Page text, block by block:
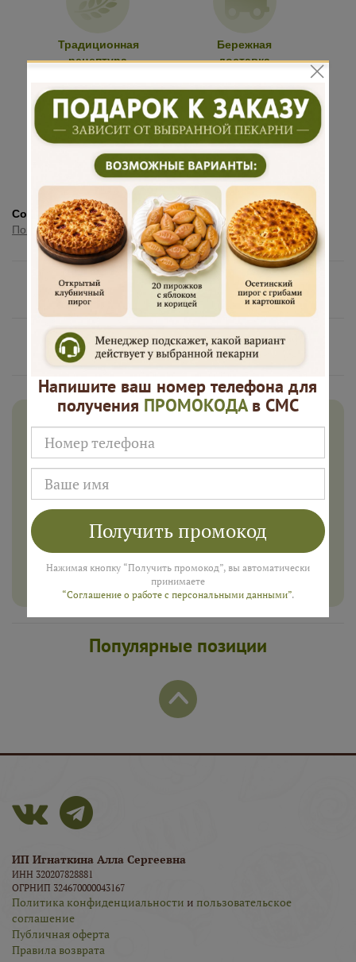
Традиционная
рецептура
Бережная
доставка
Подарок к
каждому
заказу
Много
начинки
Состав:Газированный безалкогольный напиток
Показать полностью
Нам доверяют
Русские Пироги это
Дарим 500 рублей на заказ в
августе!
Введите ваш номер телефона и мы пришлем промокод
ПОЛУЧИТЬ
Популярные позиции
ИП Игнаткина Алла Сергеевна
ИНН 320207828881
ОГРНИП 324670000043167
Политика конфиденциальности и пользовательское
соглашение
Публичная оферта
Правила возврата
Напишите ваш номер телефона для
получения ПРОМОКОДАв СМС
Получить промокод
Нажимая кнопку “Получить промокод”, вы автоматически
принимаете
“Соглашение о работе с персональными данными”.